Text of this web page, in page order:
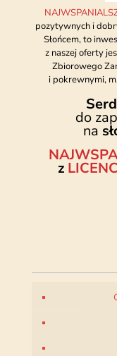
pozytywnych i
Słońcem, to
z naszej oferty
Zbiorowego
i pokrewnymi,
do
na
z